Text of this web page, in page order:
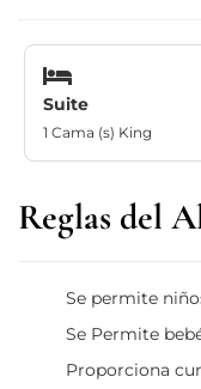
Suite
1 Cama (s) King
Reglas del
Se permite
Se Permite
Proporciona